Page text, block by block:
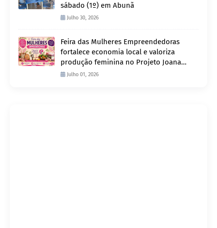
sábado (1º) em Abunã
Julho 30, 2026
Feira das Mulheres Empreendedoras
fortalece economia local e valoriza
produção feminina no Projeto Joana
D’Arc
Julho 01, 2026